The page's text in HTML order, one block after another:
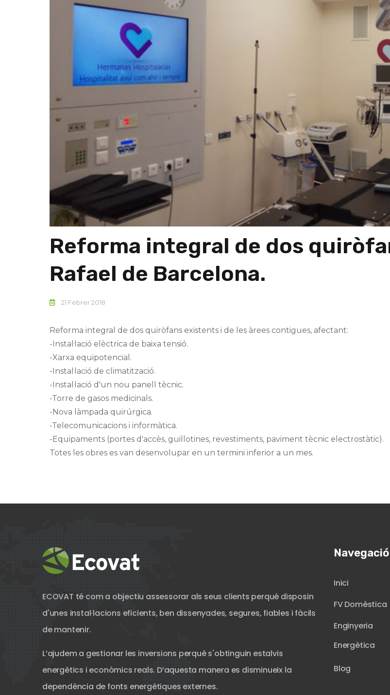
Reforma integral de dos
Rafael de Barcelona.
21 Febrer 2018
Reforma integral de dos quiròfans existents i de les àrees contigues, afectant:
-Instal·lació elèctrica de baixa tensió.
-Xarxa equipotencial.
-Instal·lació de climatització.
-Instal·lació d'un nou panell tècnic.
-Torre de gasos medicinals.
-Nova làmpada quirúrgica.
-Telecomunicacions i informàtica.
-Equipaments (portes d'accès, guillotines, revestiments, paviment tècnic electrostàtic).
Totes les obres es van desenvolupar en un termini inferior a un mes.
ECOVAT té com a objectiu assessorar als seus clients perquè disposin
d'unes instal·lacions eficients, ben dissenyades, segures, fiables i fàcils
de mantenir.
L’ajudem a gestionar les inversions perquè s'obtinguin estalvis
energètics i econòmics reals. D’aquesta manera es disminueix la
dependència de fonts energètiques externes.
Navegació
Inici
FV Domèstica
Enginyeria
Energètica
Blog